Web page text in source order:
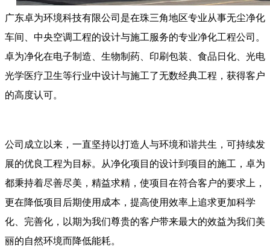
广东卓为环境科技有限公司是在珠三角地区专业从事无尘净化
车间、中央空调工程的设计与施工服务的专业净化工程公司。
卓为净化在电子制造、生物制药、印刷包装、食品日化、光电
光学医疗卫生等行业中设计与施工了无数经典工程，获得客户
的高度认可。
公司成立以来，一直坚持以打造人与环境和谐共生，可持续发
展的优良工程为目标。从净化项目的设计到项目的施工，卓为
都秉持着尽善尽美，精益求精，使项目在符合客户的要求上，
更在降低项目后期使用成本，提高使用效率上追求更加科学
化、完善化，以期为我们尊贵的客户带来最大的效益为我们美
丽的自然环境而降低能耗。